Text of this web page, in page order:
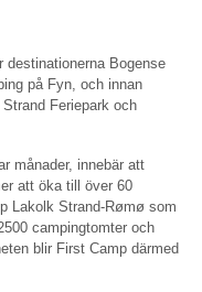
destinationerna Bogense
på Fyn, och innan
Feriepark och
månader, innebär att
att öka till över 60
Lakolk Strand-Rømø som
campingtomter och
blir First Camp därmed